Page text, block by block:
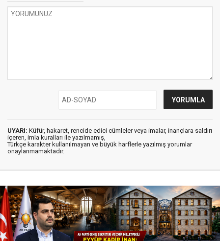
UYARI: Küfür, hakaret, rencide edici cümleler veya imalar, inançlara saldırı
içeren, imla kuralları ile yazılmamış,
Türkçe karakter kullanılmayan ve büyük harflerle yazılmış yorumlar
onaylanmamaktadır.